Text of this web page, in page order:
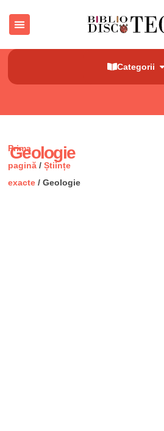
Categorii
Prima
pagină /Științe
exacte / Geologie
Geologie